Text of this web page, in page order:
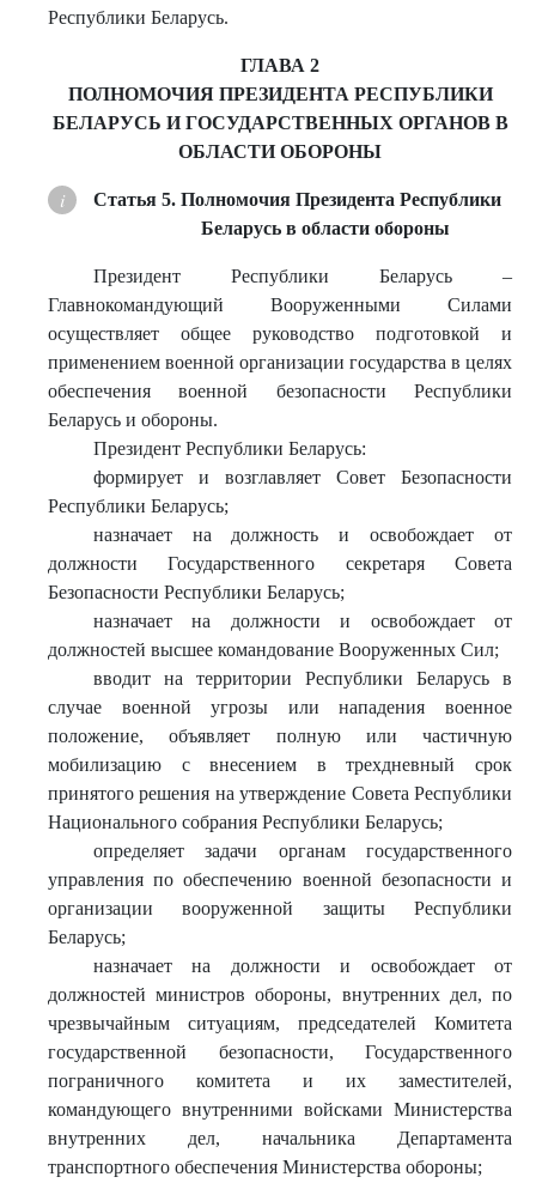
Республики Беларусь.
ГЛАВА 2
ПОЛНОМОЧИЯ ПРЕЗИДЕНТА РЕСПУБЛИКИ
БЕЛАРУСЬ И ГОСУДАРСТВЕННЫХ ОРГАНОВ В
ОБЛАСТИ ОБОРОНЫ
Статья 5. Полномочия Президента Республики
Беларусь в области обороны
Президент Республики Беларусь –
Главнокомандующий Вооруженными Силами
осуществляет общее руководство подготовкой и
применением военной организации государства в целях
обеспечения военной безопасности Республики
Беларусь и обороны.
Президент Республики Беларусь:
формирует и возглавляет Совет Безопасности
Республики Беларусь;
назначает на должность и освобождает от
должности Государственного секретаря Совета
Безопасности Республики Беларусь;
назначает на должности и освобождает от
должностей высшее командование Вооруженных Сил;
вводит на территории Республики Беларусь в
случае военной угрозы или нападения военное
положение, объявляет полную или частичную
мобилизацию с внесением в трехдневный срок
принятого решения на утверждение Совета Республики
Национального собрания Республики Беларусь;
определяет задачи органам государственного
управления по обеспечению военной безопасности и
организации вооруженной защиты Республики
Беларусь;
назначает на должности и освобождает от
должностей министров обороны, внутренних дел, по
чрезвычайным ситуациям, председателей Комитета
государственной безопасности, Государственного
пограничного комитета и их заместителей,
командующего внутренними войсками Министерства
внутренних дел, начальника Департамента
транспортного обеспечения Министерства обороны;